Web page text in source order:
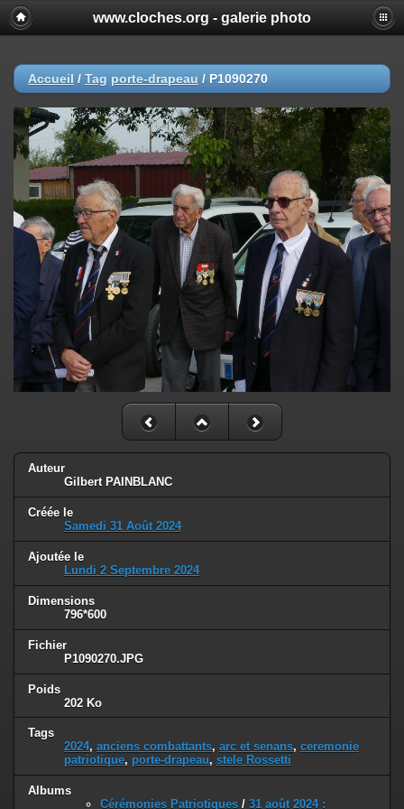
www.cloches.org - galerie photo
Accueil / Tag porte-drapeau / P1090270
Auteur
Gilbert PAINBLANC
Créée le
Samedi 31 Août 2024
Ajoutée le
Lundi 2 Septembre 2024
Dimensions
796*600
Fichier
P1090270.JPG
Poids
202 Ko
Tags
2024, anciens combattants, arc et senans, ceremonie
patriotique, porte-drapeau, stele Rossetti
Albums
Cérémonies Patriotiques / 31 août 2024 :